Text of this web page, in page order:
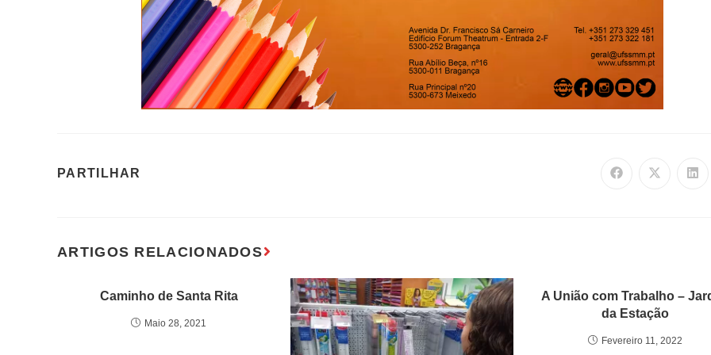
Caminho de Santa Rita
Maio 28, 2021
A União com Trabalho –
da Estação
Fevereiro 11, 2022